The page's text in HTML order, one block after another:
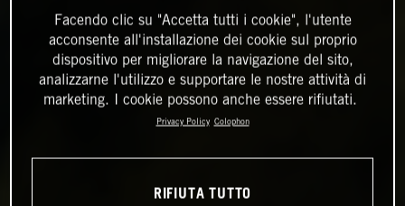
Facendo clic su "Accetta tutti i cookie", l'utente
acconsente all'installazione dei cookie sul proprio
dispositivo per migliorare la navigazione del sito,
analizzarne l'utilizzo e supportare le nostre attività di
marketing. I cookie possono anche essere rifiutati.
Privacy Policy Colophon
RIFIUTA TUTTO